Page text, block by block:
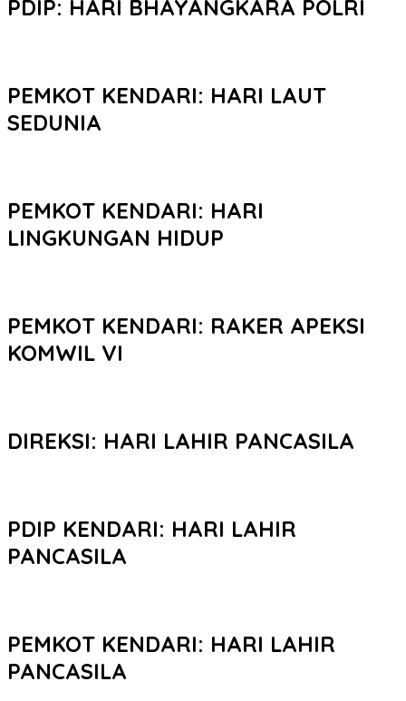
PDIP: HARI BHAYANGKARA POLRI
PEMKOT KENDARI: HARI LAUT
SEDUNIA
PEMKOT KENDARI: HARI
LINGKUNGAN HIDUP
PEMKOT KENDARI: RAKER APEKSI
KOMWIL VI
DIREKSI: HARI LAHIR PANCASILA
PDIP KENDARI: HARI LAHIR
PANCASILA
PEMKOT KENDARI: HARI LAHIR
PANCASILA